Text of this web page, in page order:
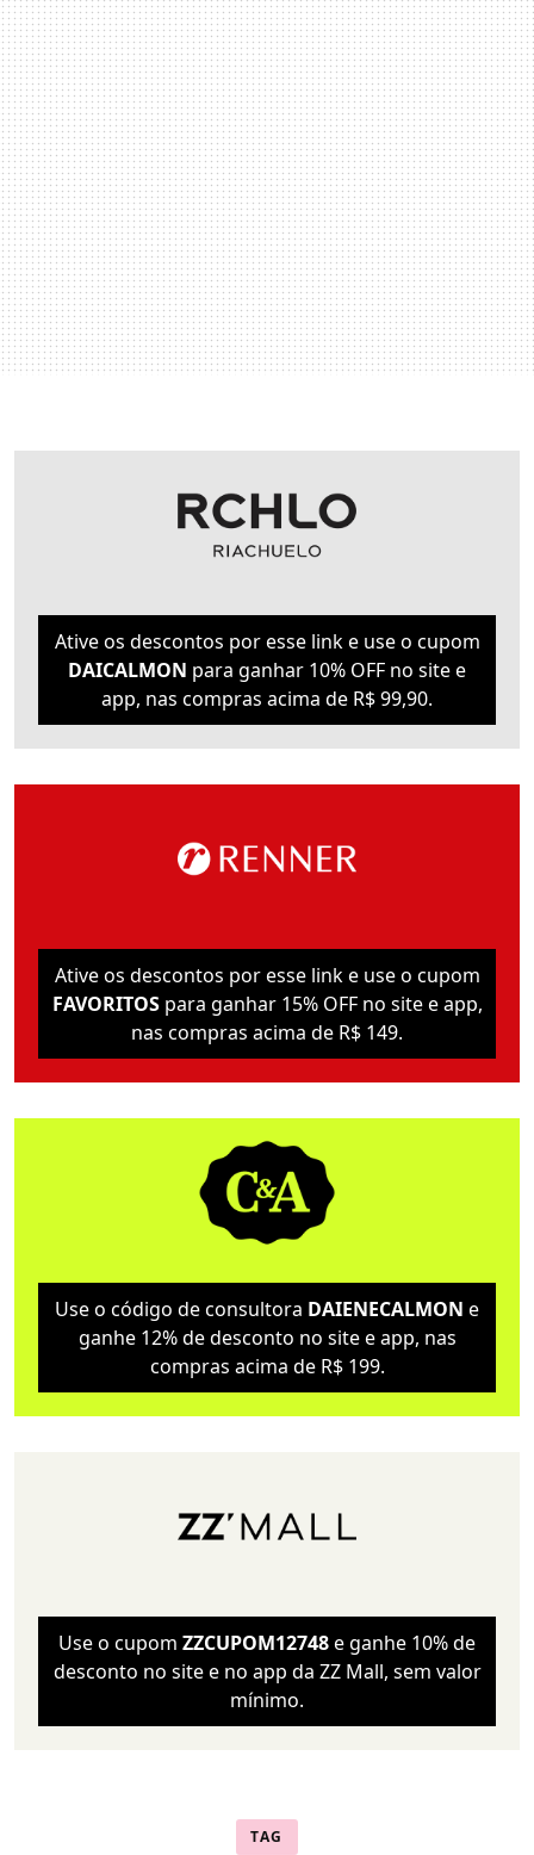
Ative os descontos por esse link e use o cupom
DAICALMON para ganhar 10% OFF no site e
app, nas compras acima de R$ 99,90.
Ative os descontos por esse link e use o cupom
FAVORITOSpara ganhar 15% OFF no site e app,
nas compras acima de R$ 149.
Use o código de consultora DAIENECALMON e
ganhe 12% de desconto no site e app, nas
compras acima de R$ 199.
Use o cupom ZZCUPOM12748e ganhe 10% de
desconto no site e no app da ZZ Mall, sem valor
mínimo.
TAG